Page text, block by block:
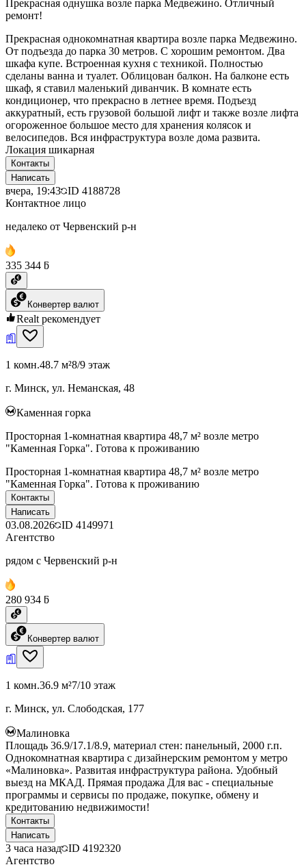
Прекрасная однушка возле парка Медвежино. Отличный
ремонт!
Прекрасная однокомнатная квартира возле парка Медвежино.
От подъезда до парка 30 метров. С хорошим ремонтом. Два
шкафа купе. Встроенная кухня с техникой. Полностью
сделаны ванна и туалет. Облицован балкон. На балконе есть
шкаф, я ставил маленький диванчик. В комнате есть
кондиционер, что прекрасно в летнее время. Подъезд
аккуратный, есть грузовой большой лифт и также возле лифта
огороженное большое место для хранения колясок и
велосипедов. Вся инфраструктура возле дома развита.
Локация шикарная
Контакты
Написать
вчера, 19:43 ID 4188728
Контактное лицо
недалеко от Червенский р-н
335 344 ƃ
Конвертер валют
Realt рекомендует
1 комн.48.7 м²8/9 этаж
г. Минск, ул. Неманская, 48
Каменная горка
Просторная 1-комнатная квартира 48,7 м² возле метро
"Каменная Горка". Готова к проживанию
Просторная 1-комнатная квартира 48,7 м² возле метро
"Каменная Горка". Готова к проживанию
Контакты
Написать
03.08.2026 ID 4149971
Агентство
рядом с Червенский р-н
280 934 ƃ
Конвертер валют
1 комн.36.9 м²7/10 этаж
г. Минск, ул. Слободская, 177
Малиновка
Площадь 36.9/17.1/8.9, материал стен: панельный, 2000 г.п.
Однокомнатная квартира с дизайнерским ремонтом у метро
«Малиновка». Развитая инфраструктура района. Удобный
выезд на МКАД. Прямая продажа Для вас - специальные
программы и сервисы по продаже, покупке, обмену и
кредитованию недвижимости!
Контакты
Написать
3 часа назад ID 4192320
Агентство